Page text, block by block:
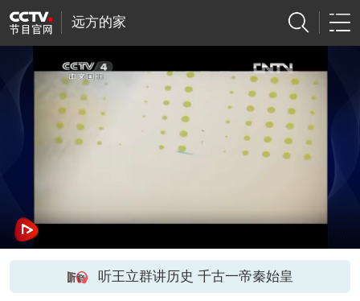
远方的家
听王立群讲历史 千古一帝秦始皇